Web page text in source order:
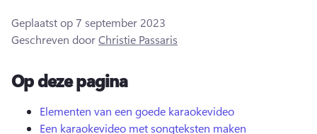
Aanmelden
Geplaatst op7 september 2023
Geschreven doorChristie Passaris
Op deze pagina
Elementen van een goede karaokevideo
Een karaokevideo met songteksten maken